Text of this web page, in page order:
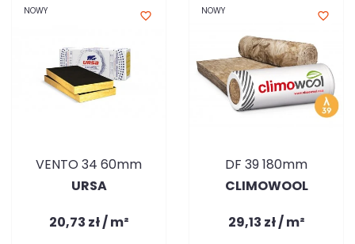
NOWY favorite_border
VENTO 34 60mm
URSA
20,73 zł / m²
NOWY favorite_border
DF 39 180mm
CLIMOWOOL
29,13 zł / m²